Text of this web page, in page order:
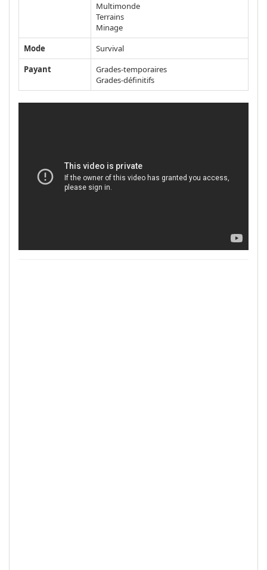
Multimonde
Terrains
Minage
Mode
Survival
Payant
Grades-temporaires
Grades-définitifs